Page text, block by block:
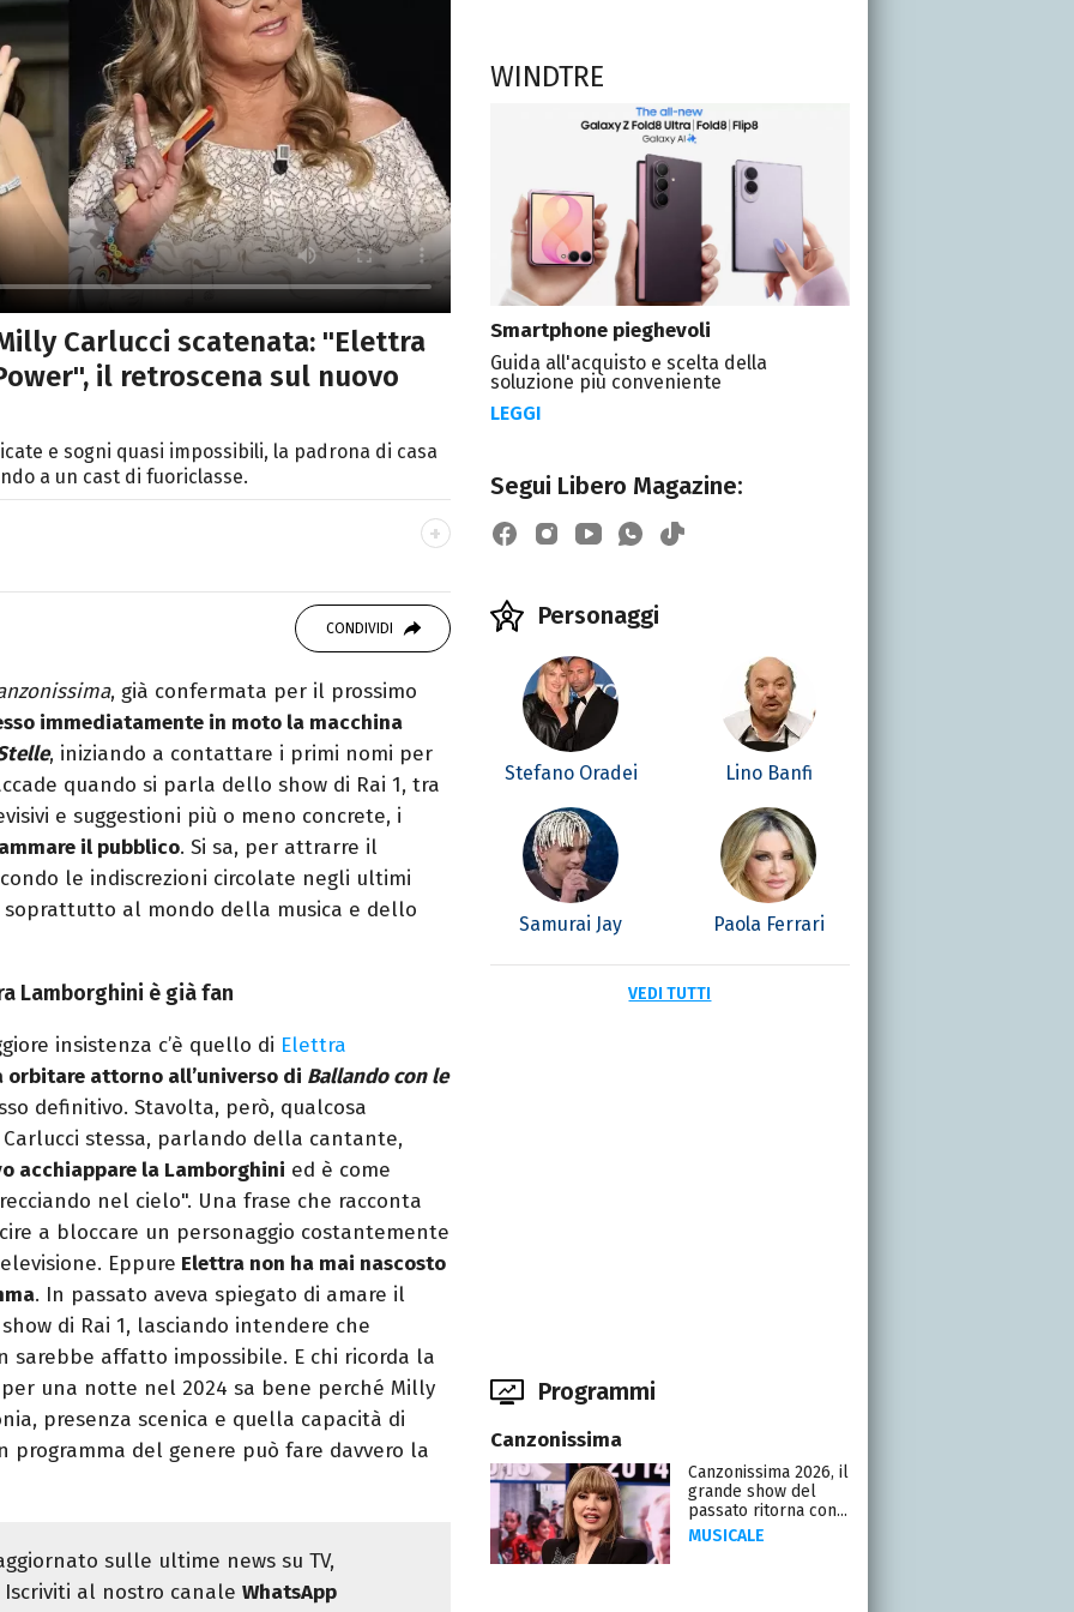
Carlucci scatenata: "Elettra
il retroscena sul nuovo
e sogni quasi impossibili, la padrona di casa
a un cast di fuoriclasse.
all'IED come Fashion Editor. Si
digitale, Giornalismo e Nuovi media
con alcune testate ed uffici stampa.
CONDIVIDI
, già confermata per il prossimo
immediatamente in moto la macchina
, iniziando a contattare i primi nomi per
quando si parla dello show di Rai 1, tra
e suggestioni più o meno concrete, i
il pubblico. Si sa, per attrarre il
le indiscrezioni circolate negli ultimi
al mondo della musica e dello
Lamborghini è già fan
insistenza c’è quello di Elettra
orbitare attorno all’universo di Ballando con le
definitivo. Stavolta, però, qualcosa
stessa, parlando della cantante,
acchiappare la Lamborghini ed è come
nel cielo". Una frase che racconta
a bloccare un personaggio costantemente
Eppure Elettra non ha mai nascosto
. In passato aveva spiegato di amare il
di Rai 1, lasciando intendere che
sarebbe affatto impossibile. E chi ricorda la
una notte nel 2024 sa bene perché Milly
presenza scenica e quella capacità di
programma del genere può fare davvero la
sulle ultime news su TV,
Iscriviti al nostro canaleWhatsApp
WINDTRE
Smartphone pieghevoli
Guida all'acquisto e scelta della
soluzione più conveniente
LEGGI
Segui Libero Magazine:
Personaggi
Stefano Oradei Lino Banfi
Samurai Jay Paola Ferrari
VEDI TUTTI
Programmi
Canzonissima
Canzonissima 2026, il
grande show del
passato ritorna con...
MUSICALE